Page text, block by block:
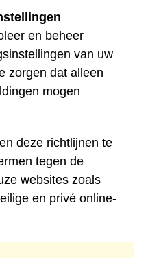
en beheer
van uw
zorgen dat alleen
mogen
deze richtlijnen te
tegen de
websites zoals
en privé online-